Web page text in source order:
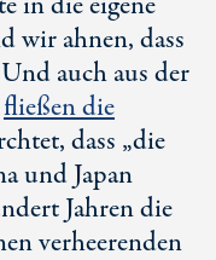
wir ahnen, dass
auch aus der
fließen die
dass „die
und Japan
Jahren die
verheerenden